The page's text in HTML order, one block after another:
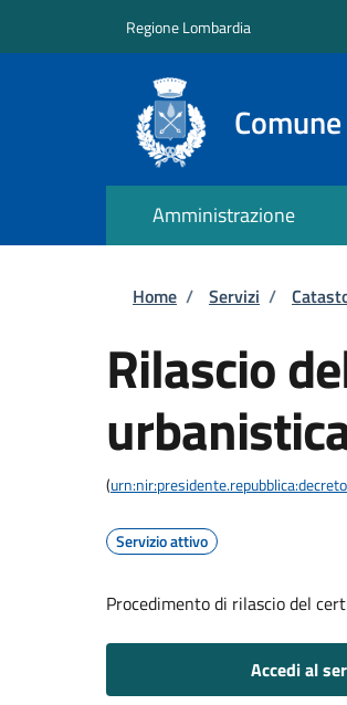
Regione Lombardia
Amministrazione
Briciole di
Home / Servizi /
Rilascio
(
Servizio attivo
Procedimento di rilascio del
Accedi al